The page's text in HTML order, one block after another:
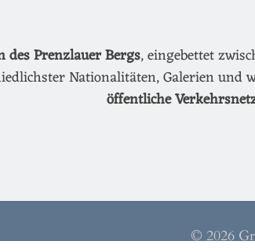
des Prenzlauer Bergs, eingebettet
Nationalitäten, Galerien
öffentliche
© 2026